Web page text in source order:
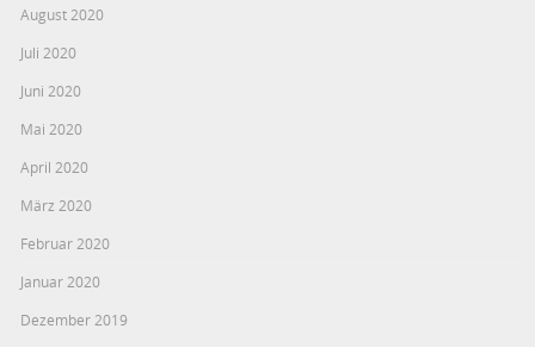
August 2020
Juli 2020
Juni 2020
Mai 2020
April 2020
März 2020
Februar 2020
Januar 2020
Dezember 2019